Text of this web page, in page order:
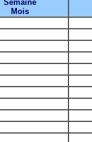
Semaine
Mois